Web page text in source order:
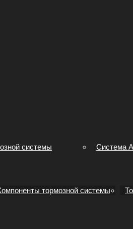
системы Система
тормозной системы